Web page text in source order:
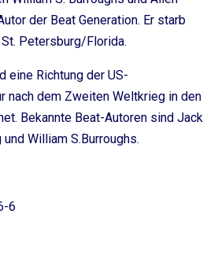
der Beat Generation. Er starb
Petersburg/Florida.
eine Richtung der US-
nach dem Zweiten Weltkrieg in den
Bekannte Beat-Autoren sind Jack
William S.Burroughs.
6